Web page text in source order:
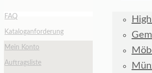
FAQ
Kataloganforderung
Mein Konto
Auftragsliste